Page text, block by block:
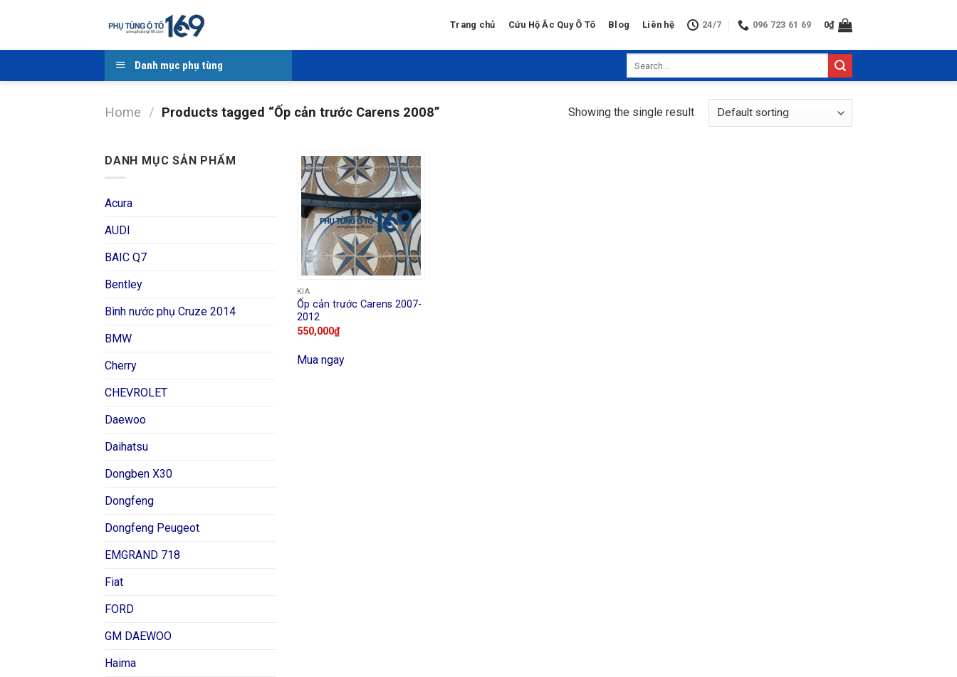
Trang chủ Cứu Hộ Ắc Quy Ô Tô Blog Liên hệ 24/7 096 723 61 69 0₫
Danh mục phụ tùng
Home / Products tagged “Ốp cản trước Carens 2008” Showing the single result
DANH MỤC SẢN PHẨM
Acura
AUDI
BAIC Q7
Bentley
Bình nước phụ Cruze 2014
BMW
Cherry
CHEVROLET
Daewoo
Daihatsu
Dongben X30
Dongfeng
Dongfeng Peugeot
EMGRAND 718
Fiat
FORD
GM DAEWOO
Haima
KIA
Ốp cản trước Carens 2007-
2012
550,000₫
Mua ngay